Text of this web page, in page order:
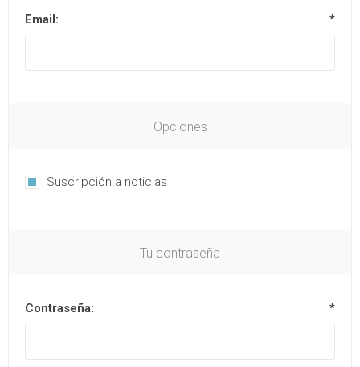
Email: *
Opciones
Suscripción a noticias
Tu contraseña
Contraseña: *